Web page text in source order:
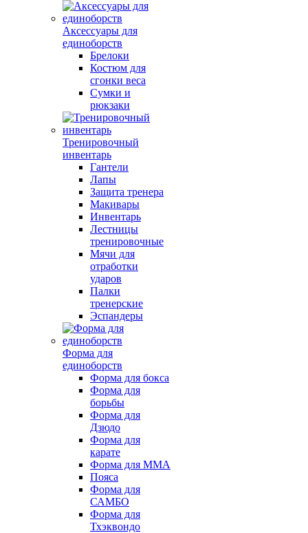
Аксессуары для
единоборств
Брелоки
Костюм для
сгонки веса
Сумки и
рюкзаки
Тренировочный
инвентарь
Гантели
Лапы
Защита тренера
Макивары
Инвентарь
Лестницы
тренировочные
Мячи для
отработки
ударов
Палки
тренерские
Эспандеры
Форма для
единоборств
Форма для бокса
Форма для
борьбы
Форма для
Дзюдо
Форма для
карате
Форма для MMA
Пояса
Форма для
САМБО
Форма для
Тхэквондо